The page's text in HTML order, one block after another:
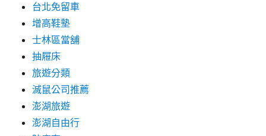
台北免留車
增高鞋墊
士林區當舖
抽屜床
旅遊分類
滅鼠公司推薦
澎湖旅遊
澎湖自由行